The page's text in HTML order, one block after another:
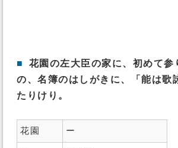
■
花園の左大臣の家に、初めて参
の、名簿のはしがきに、「能は歌
たりけり。
花園 ー